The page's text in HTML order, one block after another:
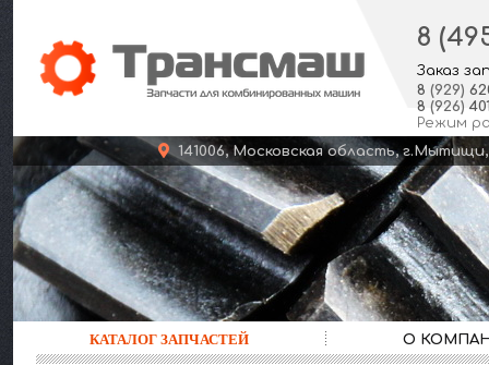
8
Заказ
8 (929)
8 (926)
Режим
141006, Московская область,
КАТАЛОГ ЗАПЧАСТЕЙ О